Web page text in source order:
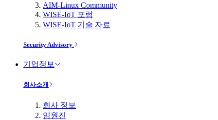
AIM-Linux Community
WISE-IoT 포럼
WISE-IoT 기술 자료
Security Advisory
기업정보
회사소개
회사 정보
임원진